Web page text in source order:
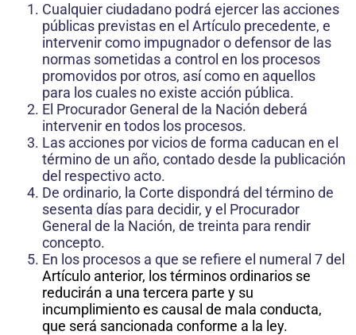
Cualquier ciudadano podrá ejercer las acciones
públicas previstas en el Artículo precedente, e
intervenir como impugnador o defensor de las
normas sometidas a control en los procesos
promovidos por otros, así como en aquellos
para los cuales no existe acción pública.
El Procurador General de la Nación deberá
intervenir en todos los procesos.
Las acciones por vicios de forma caducan en el
término de un año, contado desde la publicación
del respectivo acto.
De ordinario, la Corte dispondrá del término de
sesenta días para decidir, y el Procurador
General de la Nación, de treinta para rendir
concepto.
En los procesos a que se refiere el numeral 7 del
Artículo anterior, los términos ordinarios se
reducirán a una tercera parte y su
incumplimiento es causal de mala conducta,
que será sancionada conforme a la ley.